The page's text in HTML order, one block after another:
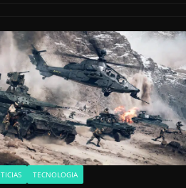
TECNOLOGIA